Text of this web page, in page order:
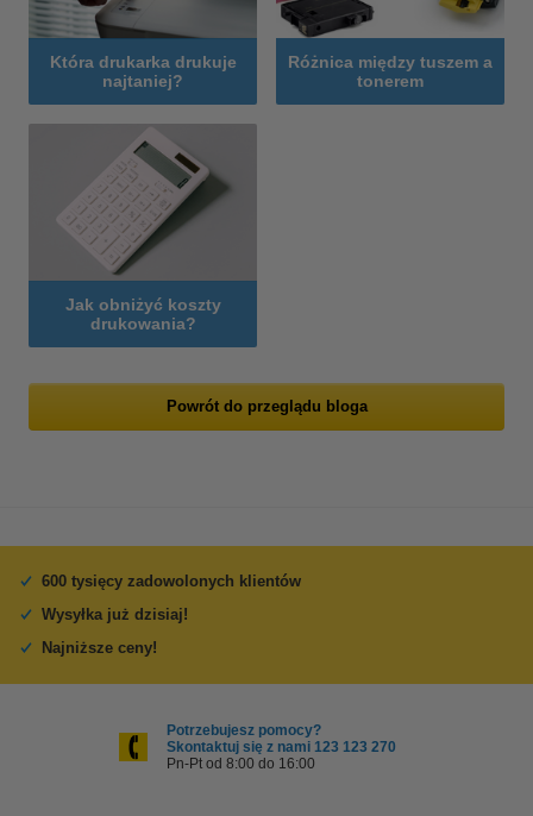
Która drukarka drukuje
najtaniej?
Różnica między tuszem a
tonerem
Jak obniżyć koszty
drukowania?
Powrót do przeglądu bloga
600 tysięcy zadowolonych klientów
Wysyłka już dzisiaj!
Najniższe ceny!
Potrzebujesz pomocy?
Skontaktuj się z nami 123 123 270
Pn-Pt od 8:00 do 16:00